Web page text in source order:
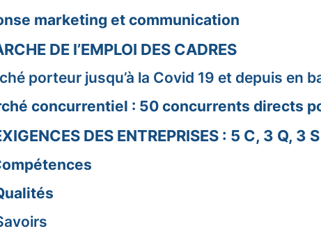
marketing et communication
DE l’EMPLOI DES CADRES
porteur jusqu’à la Covid 19 et depuis en
concurrentiel : 50 concurrents directs
DES ENTREPRISES : 5 C, 3 Q, 3 S